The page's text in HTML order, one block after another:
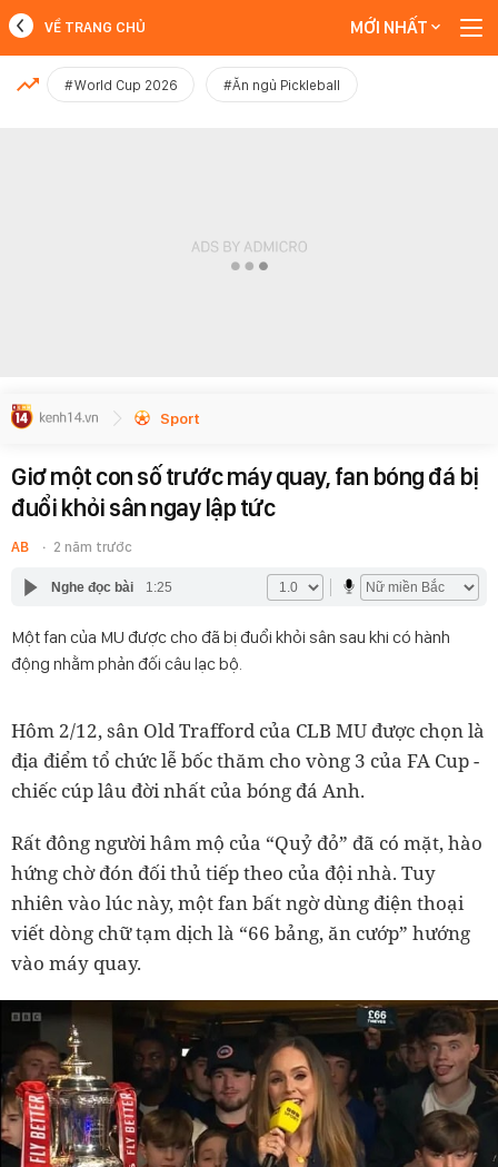
MỚI NHẤT
VỀ TRANG CHỦ MỚI NHẤT
#World Cup 2026 #Ăn ngủ Pickleball
Sport
Giơ một con số trước máy quay, fan bóng đá bị
đuổi khỏi sân ngay lập tức
AB 2 năm trước
Nghe đọc bài 1:25
Một fan của MU được cho đã bị đuổi khỏi sân sau khi có hành
động nhằm phản đối câu lạc bộ.
Hôm 2/12, sân Old Trafford của CLB MU được chọn là
địa điểm tổ chức lễ bốc thăm cho vòng 3 của FA Cup -
chiếc cúp lâu đời nhất của bóng đá Anh.
Rất đông người hâm mộ của “Quỷ đỏ” đã có mặt, hào
hứng chờ đón đối thủ tiếp theo của đội nhà. Tuy
nhiên vào lúc này, một fan bất ngờ dùng điện thoại
viết dòng chữ tạm dịch là “66 bảng, ăn cướp” hướng
vào máy quay.